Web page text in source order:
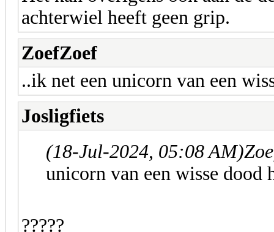
achterwiel heeft geen grip.
ZoefZoef
..ik net een unicorn van een
Josligfiets
(18-Jul-2024, 05:08 AM)
unicorn van een wisse dood
?????